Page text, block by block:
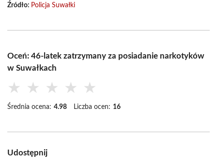
Źródło: Policja Suwałki
Oceń: 46-latek zatrzymany za posiadanie narkotyków
w Suwałkach
★ ★ ★ ★ ★
Średnia ocena: 4.98 Liczba ocen: 16
Udostępnij